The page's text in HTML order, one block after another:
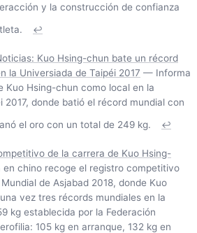
y la construcción de confianza
↩
Kuo Hsing-chun bate un récord
la Universiada de Taipéi 2017 — Informa
Kuo Hsing-chun como local en la
2017, donde batió el récord mundial con
el oro con un total de 249 kg.
↩
de la carrera de Kuo Hsing-
chino recoge el registro competitivo
de Asjabad 2018, donde Kuo
vez tres récords mundiales en la
kg establecida por la Federación
105 kg en arranque, 132 kg en